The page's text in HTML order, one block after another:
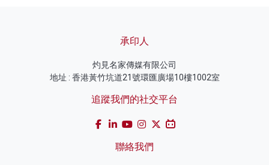
承印人
灼見名家傳媒有限公司
地址 : 香港黃竹坑道21號環匯廣場10樓1002室
追蹤我們的社交平台
聯絡我們